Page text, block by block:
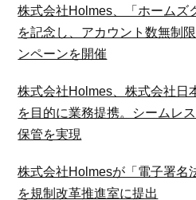
株式会社Holmes、「ホームズ
を記念し、アカウント数無制
ンペーンを開催
株式会社Holmes、株式会社日
を目的に業務提携。シームレ
保管を実現
株式会社Holmesが「電子署名
を規制改革推進室に提出